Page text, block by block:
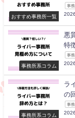
おすすめ事務所一覧
事
事務所系コラム
悪
特
事
事務所系コラム
ラ
の
事